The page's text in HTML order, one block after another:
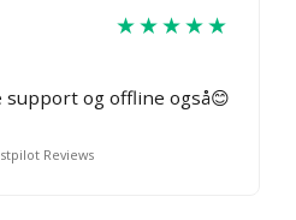
★★★★★
og offline også😊
Reviews